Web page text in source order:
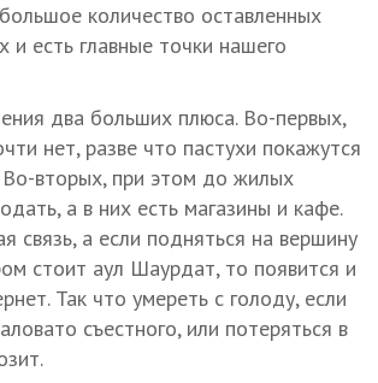
количество оставленных
и есть главные точки нашего
два больших плюса. Во-первых,
нет, разве что пастухи покажутся
Во-вторых, при этом до жилых
а в них есть магазины и кафе.
связь, а если подняться на вершину
стоит аул Шаурдат, то появится и
Так что умереть с голоду, если
съестного, или потеряться в